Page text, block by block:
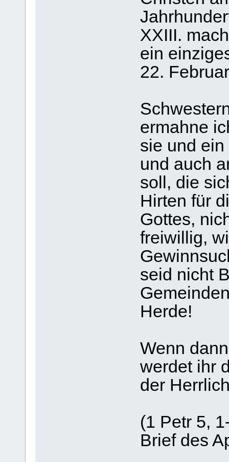
XXIII.
ein
22.
ermahne
sie und
und auch
soll, die
Hirten für
Gottes,
freiwillig,
seid nicht
Herde!
Wenn
werdet ihr
der
(1 Petr 5,
Brief des